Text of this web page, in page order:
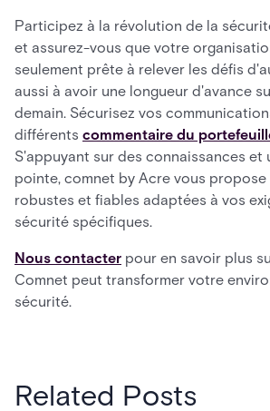
Participez à la révolution de la
et assurez-vous que votre
seulement prête à relever les défis
aussi à avoir une longueur d'avance
demain. Sécurisez vos
différents commentaire du
S'appuyant sur des connaissances et
pointe, comnet by Acre vous
robustes et fiables adaptées à vos
sécurité spécifiques.
Nous contacter pour en savoir plus
Comnet peut transformer votre
sécurité.
Related Posts